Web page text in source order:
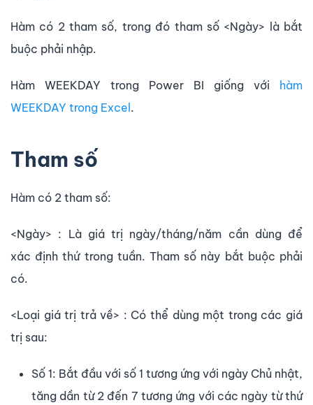
Hàm có 2 tham số, trong đó tham số <Ngày> là bắt
buộc phải nhập.
Hàm WEEKDAY trong Power BI giống với hàm
WEEKDAY trong Excel.
Tham số
Hàm có 2 tham số:
<Ngày> : Là giá trị ngày/tháng/năm cần dùng để
xác định thứ trong tuần. Tham số này bắt buộc phải
có.
<Loại giá trị trả về> : Có thể dùng một trong các giá
trị sau:
Số 1: Bắt đầu với số 1 tương ứng với ngày Chủ nhật,
tăng dần từ 2 đến 7 tương ứng với các ngày từ thứ